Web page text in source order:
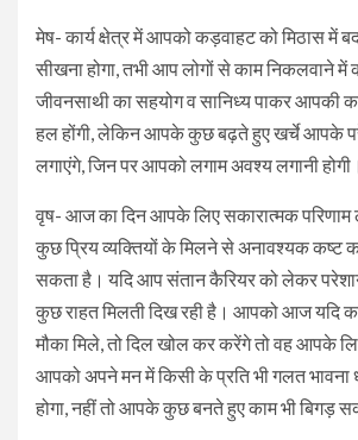
मेष- कार्य क्षेत्र में आपको कड़वाहट को मिठास में
सीखना होगा, तभी आप लोगों से काम निकलवाने में
जीवनसाथी का सहयोग व सानिध्य पाकर आपकी
हल होंगी, लेकिन आपके कुछ बढ़ते हुए खर्चे आपके
लगाएंगे, जिन पर आपको लगाम अवश्य लगानी होगी।
वृष- आज का दिन आपके लिए सकारात्मक
कुछ प्रिय व्यक्तियों के मिलने से अनावश्यक कष्ट
सकता है। यदि आप संतान कैरियर को लेकर
कुछ राहत मिलती दिख रही है। आपको आज यदि
मौका मिले, तो दिल खोल कर करेंगे तो वह आपके
आपको अपने मन में किसी के प्रति भी गलत भावना
होगा, नहीं तो आपके कुछ बनते हुए काम भी बिगड़